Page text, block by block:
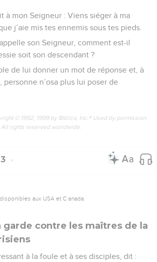
à mon Seigneur : Viens siéger à ma
j’aie mis tes ennemis sous tes pieds.
son Seigneur, comment est-il
soit son descendant ?
de lui donner un mot de réponse et, à
personne n’osa plus lui poser de
© 1992, 1999 by Biblica, Inc.® Used by permission.
All rights reserved worldwide.
aux USA et C anada.
garde contre les maîtres de la
à la foule et à ses disciples, dit :